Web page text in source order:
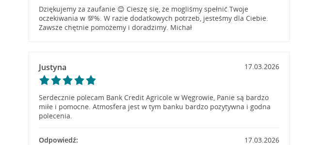
Dziękujemy za zaufanie 😊 Cieszę się, że mogliśmy spełnić Twoje
oczekiwania w 💯%. W razie dodatkowych potrzeb, jesteśmy dla Ciebie.
Zawsze chętnie pomożemy i doradzimy. Michał
Justyna 17.03.2026
Serdecznie polecam Bank Credit Agricole w Węgrowie, Panie są bardzo
miłe i pomocne. Atmosfera jest w tym banku bardzo pozytywna i godna
polecenia.
Odpowiedź:
17.03.2026